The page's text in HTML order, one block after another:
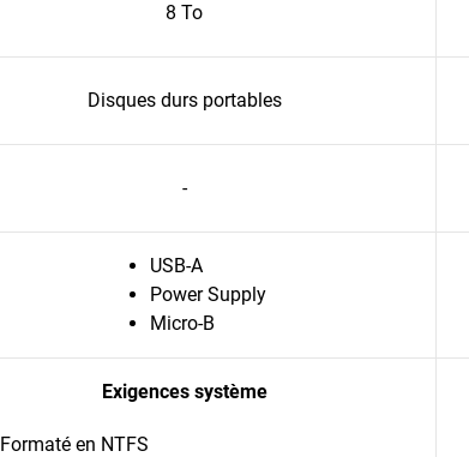
8 To
Disques durs portables
-
USB-A
Power Supply
Micro-B
Exigences système
Formaté en NTFS